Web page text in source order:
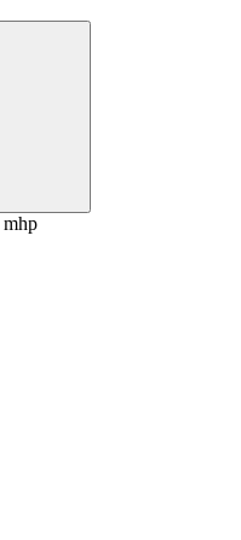
mhp